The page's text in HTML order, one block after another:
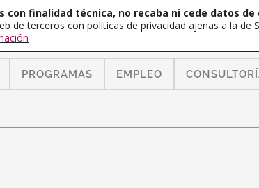
PROGRAMAS EMPLEO
finalidad técnica, no recaba ni cede datos
de terceros con políticas de privacidad ajenas a la de